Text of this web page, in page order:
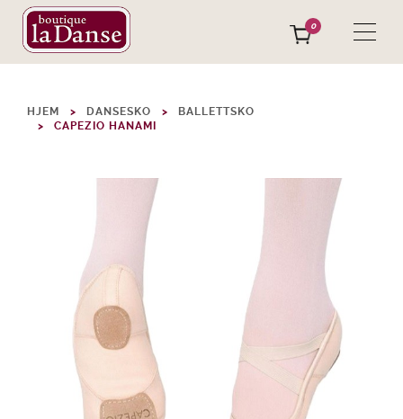
0
HJEM DANSESKO
BALLETTSKO
CAPEZIO HANAMI